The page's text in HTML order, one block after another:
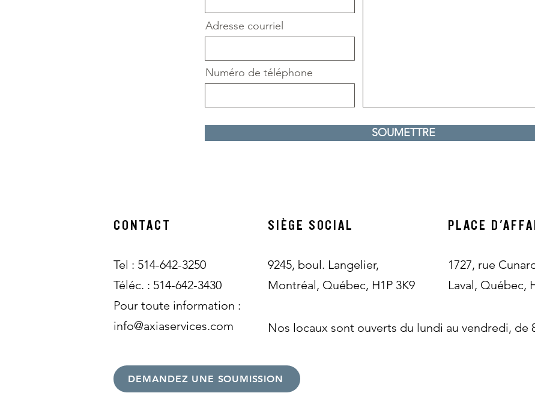
Adresse courriel
Numéro de téléphone
SOUMETTRE
CONTACT SIÈGE SOCIAL PLACE
Tel : 514-642-3250
Téléc. : 514-642-3430
Pour toute information :
info@axiaservices.com
9245, boul. Langelier,
Montréal, Québec, H1P 3K9
1727, rue
Laval, Québec,
Nos locaux sont ouverts du lundi au vendredi, de
DEMANDEZ UNE SOUMISSION